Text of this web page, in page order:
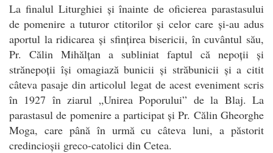
La finalul Liturghiei și înainte de oficierea parastasului
de pomenire a tuturor ctitorilor și celor care și-au adus
aportul la ridicarea și sfințirea bisericii, în cuvântul său,
Pr. Călin Mihălțan a subliniat faptul că nepoții și
strănepoții își omagiază bunicii și străbunicii și a citit
câteva pasaje din articolul legat de acest eveniment scris
în 1927 în ziarul „Unirea Poporului” de la Blaj. La
parastasul de pomenire a participat și Pr. Călin Gheorghe
Moga, care până în urmă cu câteva luni, a păstorit
credincioșii greco-catolici din Cetea.